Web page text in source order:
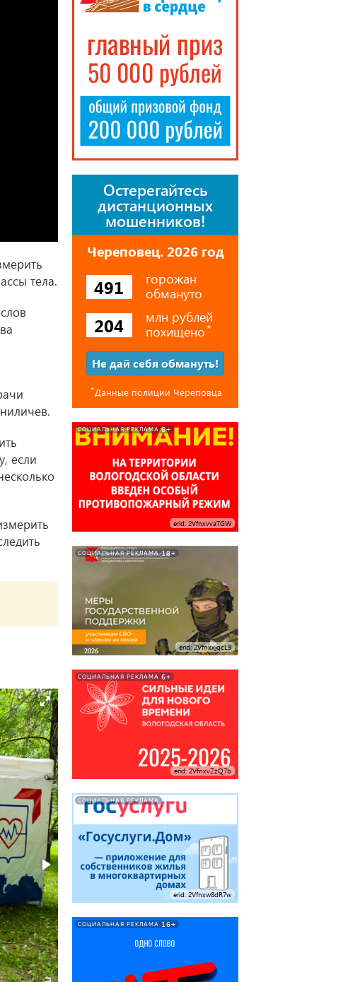
тела.
если
Остерегайтесь
дистанционных
мошенников!
Череповец. 2026 год
491
горожан
обмануто
204
млн рублей
похищено⃰
Не дай себя обмануть!
⃰Данные полиции Череповца
СОЦИАЛЬНАЯ РЕКЛАМА 6+
erid: 2VfnxvvaTGW
СОЦИАЛЬНАЯ РЕКЛАМА 18+
erid: 2VfnxxjqcL9
СОЦИАЛЬНАЯ РЕКЛАМА 6+
erid: 2VfnxvZzQ7b
СОЦИАЛЬНАЯ РЕКЛАМА
erid: 2Vfnxw8dR7w
СОЦИАЛЬНАЯ РЕКЛАМА 16+